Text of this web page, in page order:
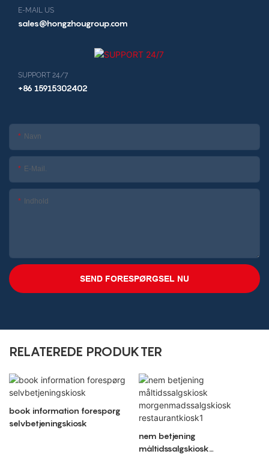
E-MAIL US
sales@hongzhougroup.com
SUPPORT 24/7
+86 15915302402
Navn
E-Mail.
Indhold
SEND FORESPØRGSEL NU
RELATEREDE PRODUKTER
book information forespørg
selvbetjeningskiosk
nem betjening
måltidssalgskiosk